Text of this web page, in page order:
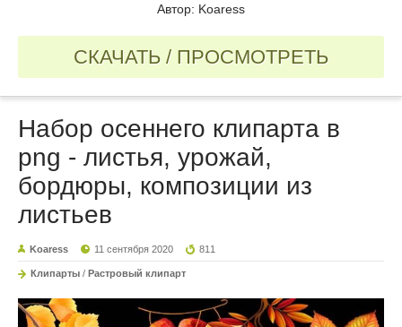
Автор: Koaress
СКАЧАТЬ / ПРОСМОТРЕТЬ
Набор осеннего клипарта в
png - листья, урожай,
бордюры, композиции из
листьев
Koaress 11 сентября 2020 811
Клипарты / Растровый клипарт